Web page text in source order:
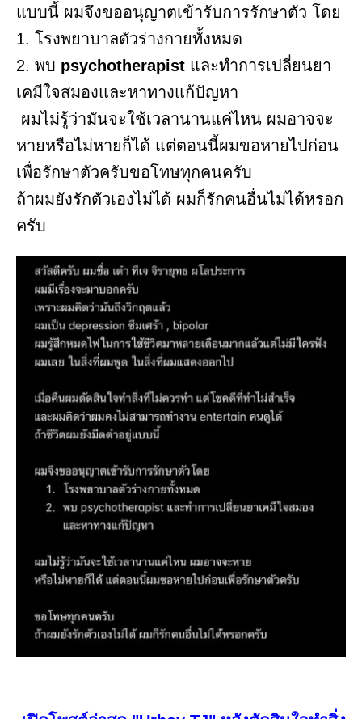
แบบนี้ ผมจึงขออนุญาตเข้ารับการรักษาตัว โดย
1. โรงพยาบาลตัวร่างกายทั้งหมด
2. พบ psychotherapist และทำการเปลี่ยนยา
เคมีใจสมองและหาทางแก้ปัญหา
ผมไม่รู้ว่ามันจะใช้เวลานานแค่ไหน ผมอาจจะ
หายหรือไม่หายก็ได้ แต่ตอนนี้ผมขอหายไปก่อน
เพื่อรักษาตัวครับขอโทษทุกคนครับ
ถ้าผมยังรักตัวเองไม่ได้ ผมก็รักคนอื่นไม่ได้หรอก
ครับ